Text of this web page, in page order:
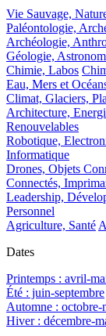
Vie Sauvage,
Paléontologie,
Archéologie,
Géologie,
Chimie, Labos
Eau, Mers et
Climat, Glaciers,
Architecture,
Renouvelables
Robotique,
Informatique
Drones, Objets
Connectés,
Leadership,
Personnel
Agriculture, Santé
Dates
Printemps : avril-
Été : juin-septembre
Automne : octobre-
Hiver : décembre-